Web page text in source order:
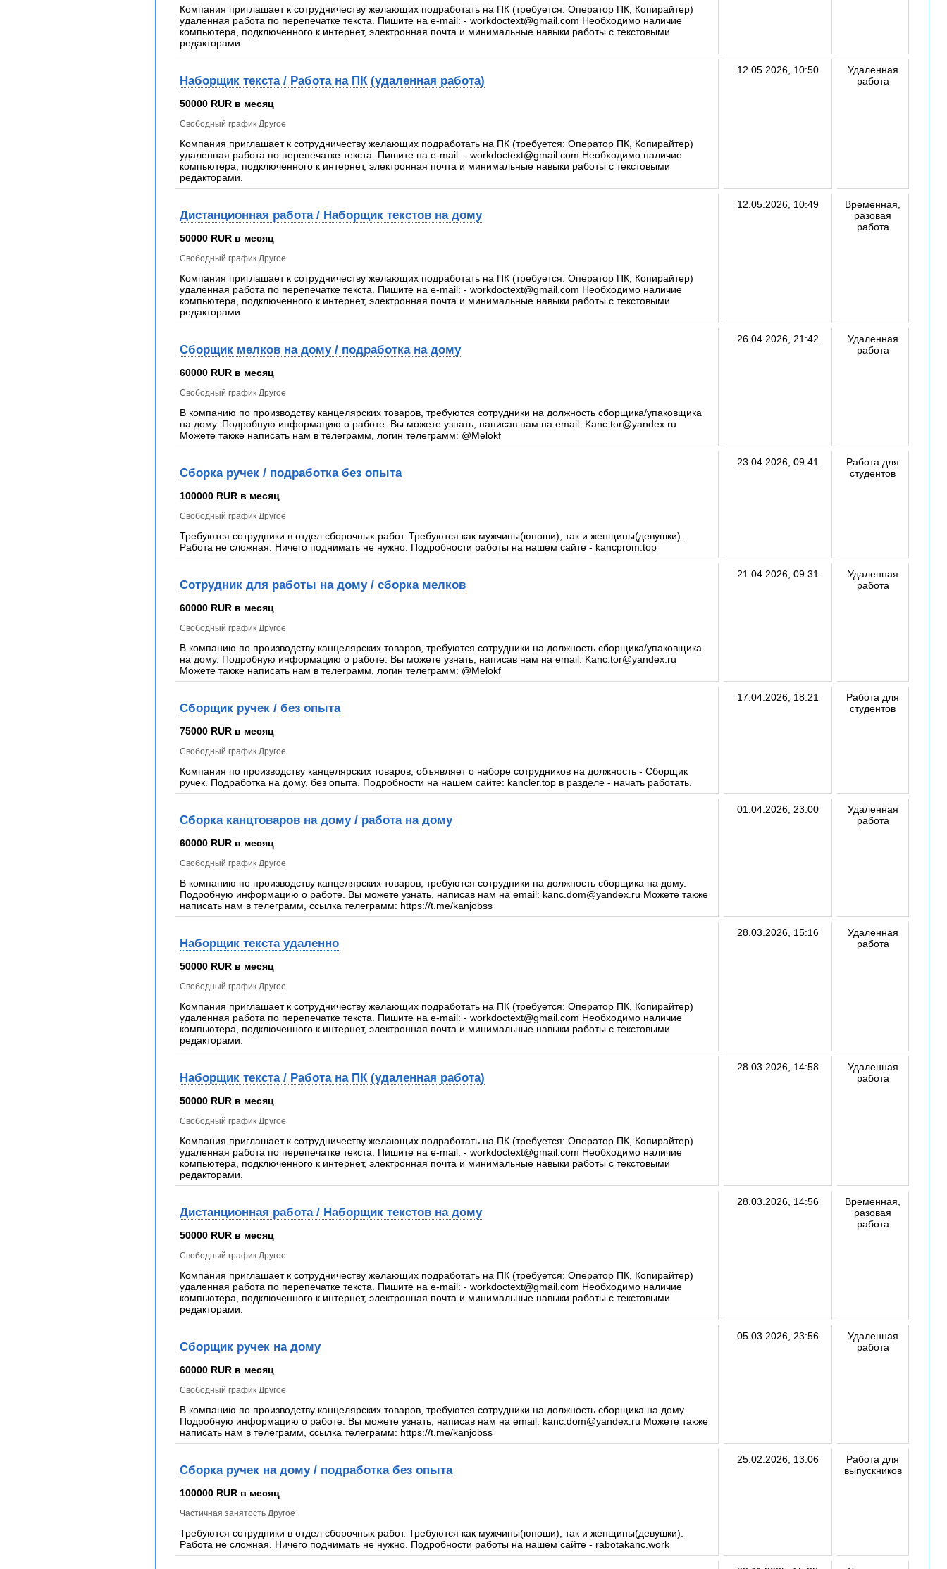
Компания приглашает к сотрудничеству желающих подработать на ПК (требуется: Оператор ПК, Копирайтер)
удаленная работа по перепечатке текста. Пишите на e-mail: - workdoctext@gmail.com Необходимо наличие
компьютера, подключенного к интернет, электронная почта и минимальные навыки работы с текстовыми
редакторами.
Наборщик текста / Работа на ПК (удаленная работа)
50000 RUR в месяц
Свободный график Другое
Компания приглашает к сотрудничеству желающих подработать на ПК (требуется: Оператор ПК, Копирайтер)
удаленная работа по перепечатке текста. Пишите на e-mail: - workdoctext@gmail.com Необходимо наличие
компьютера, подключенного к интернет, электронная почта и минимальные навыки работы с текстовыми
редакторами.
12.05.2026, 10:50
Удаленная
работа
Дистанционная работа / Наборщик текстов на дому
50000 RUR в месяц
Свободный график Другое
Компания приглашает к сотрудничеству желающих подработать на ПК (требуется: Оператор ПК, Копирайтер)
удаленная работа по перепечатке текста. Пишите на e-mail: - workdoctext@gmail.com Необходимо наличие
компьютера, подключенного к интернет, электронная почта и минимальные навыки работы с текстовыми
редакторами.
12.05.2026, 10:49
Временная,
разовая
работа
Сборщик мелков на дому / подработка на дому
60000 RUR в месяц
Свободный график Другое
В компанию по производству канцелярских товаров, требуются сотрудники на должность сборщика/упаковщика
на дому. Подробную информацию о работе. Вы можете узнать, написав нам на email: Kanc.tor@yandex.ru
Можете также написать нам в телеграмм, логин телеграмм: @Melokf
26.04.2026, 21:42
Удаленная
работа
Сборка ручек / подработка без опыта
100000 RUR в месяц
Свободный график Другое
Требуются сотрудники в отдел сборочных работ. Требуются как мужчины(юноши), так и женщины(девушки).
Работа не сложная. Ничего поднимать не нужно. Подробности работы на нашем сайте - kancprom.top
23.04.2026, 09:41
Работа для
студентов
Сотрудник для работы на дому / сборка мелков
60000 RUR в месяц
Свободный график Другое
В компанию по производству канцелярских товаров, требуются сотрудники на должность сборщика/упаковщика
на дому. Подробную информацию о работе. Вы можете узнать, написав нам на email: Kanc.tor@yandex.ru
Можете также написать нам в телеграмм, логин телеграмм: @Melokf
21.04.2026, 09:31
Удаленная
работа
Сборщик ручек / без опыта
75000 RUR в месяц
Свободный график Другое
Компания по производству канцелярских товаров, объявляет о наборе сотрудников на должность - Сборщик
ручек. Подработка на дому, без опыта. Подробности на нашем сайте: kancler.top в разделе - начать работать.
17.04.2026, 18:21
Работа для
студентов
Сборка канцтоваров на дому / работа на дому
60000 RUR в месяц
Свободный график Другое
В компанию по производству канцелярских товаров, требуются сотрудники на должность сборщика на дому.
Подробную информацию о работе. Вы можете узнать, написав нам на email: kanc.dom@yandex.ru Можете также
написать нам в телеграмм, ссылка телеграмм: https://t.me/kanjobss
01.04.2026, 23:00
Удаленная
работа
Наборщик текста удаленно
50000 RUR в месяц
Свободный график Другое
Компания приглашает к сотрудничеству желающих подработать на ПК (требуется: Оператор ПК, Копирайтер)
удаленная работа по перепечатке текста. Пишите на e-mail: - workdoctext@gmail.com Необходимо наличие
компьютера, подключенного к интернет, электронная почта и минимальные навыки работы с текстовыми
редакторами.
28.03.2026, 15:16
Удаленная
работа
Наборщик текста / Работа на ПК (удаленная работа)
50000 RUR в месяц
Свободный график Другое
Компания приглашает к сотрудничеству желающих подработать на ПК (требуется: Оператор ПК, Копирайтер)
удаленная работа по перепечатке текста. Пишите на e-mail: - workdoctext@gmail.com Необходимо наличие
компьютера, подключенного к интернет, электронная почта и минимальные навыки работы с текстовыми
редакторами.
28.03.2026, 14:58
Удаленная
работа
Дистанционная работа / Наборщик текстов на дому
50000 RUR в месяц
Свободный график Другое
Компания приглашает к сотрудничеству желающих подработать на ПК (требуется: Оператор ПК, Копирайтер)
удаленная работа по перепечатке текста. Пишите на e-mail: - workdoctext@gmail.com Необходимо наличие
компьютера, подключенного к интернет, электронная почта и минимальные навыки работы с текстовыми
редакторами.
28.03.2026, 14:56
Временная,
разовая
работа
Сборщик ручек на дому
60000 RUR в месяц
Свободный график Другое
В компанию по производству канцелярских товаров, требуются сотрудники на должность сборщика на дому.
Подробную информацию о работе. Вы можете узнать, написав нам на email: kanc.dom@yandex.ru Можете также
написать нам в телеграмм, ссылка телеграмм: https://t.me/kanjobss
05.03.2026, 23:56
Удаленная
работа
Сборка ручек на дому / подработка без опыта
100000 RUR в месяц
Частичная занятость Другое
Требуются сотрудники в отдел сборочных работ. Требуются как мужчины(юноши), так и женщины(девушки).
Работа не сложная. Ничего поднимать не нужно. Подробности работы на нашем сайте - rabotakanc.work
25.02.2026, 13:06
Работа для
выпускников